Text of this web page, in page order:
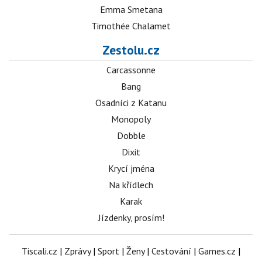
Emma Smetana
Timothée Chalamet
Zestolu.cz
Carcassonne
Bang
Osadníci z Katanu
Monopoly
Dobble
Dixit
Krycí jména
Na křídlech
Karak
Jízdenky, prosím!
Tiscali.cz | Zprávy| Sport | Ženy| Cestování | Games.cz |